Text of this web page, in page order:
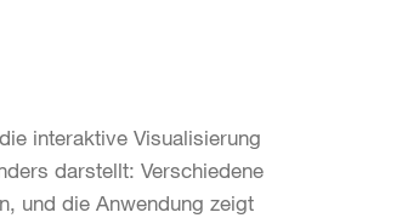
interaktive Visualisierung
darstellt: Verschiedene
und die Anwendung zeigt